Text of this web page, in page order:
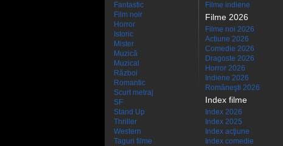
Fantastic
Film noir
Horror
Istoric
Mister
Muzică
Muzical
Război
Romantic
Scurt metraj
SF
Stand Up
Thriller
Western
Taguri filme
Filme indiene
Filme 2026
Filme noi 2026
Actiune 2026
Comedie 2026
Dragoste 2026
Horror 2026
Indiene 2026
Româneşti 2026
Index filme
Index 2026
Index 2025
Index acţiune
Index comedie